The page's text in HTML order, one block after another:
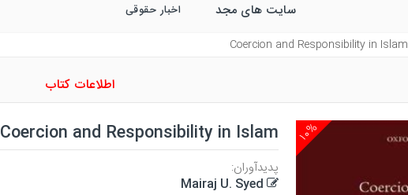
سایت های مجد اخبار حقوقی
Coercion and Responsibility in Islam
اطلاعات کتاب
۱۰% Coercion and Responsibility in Islam
پدیدآوران:
Mairaj U. Syed